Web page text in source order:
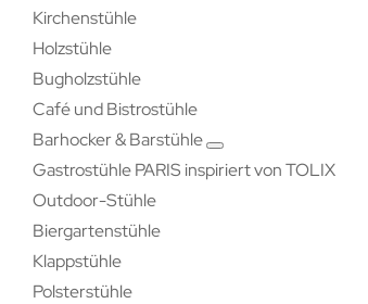
Kirchenstühle
Holzstühle
Bugholzstühle
Café und Bistrostühle
Barhocker & Barstühle
Gastrostühle PARIS inspiriert von TOLIX
Outdoor-Stühle
Biergartenstühle
Klappstühle
Polsterstühle